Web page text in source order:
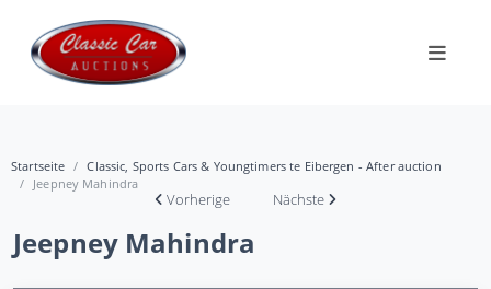
Startseite
Classic, Sports Cars & Youngtimers te Eibergen - After auction
Jeepney Mahindra
Vorherige Nächste
Jeepney Mahindra